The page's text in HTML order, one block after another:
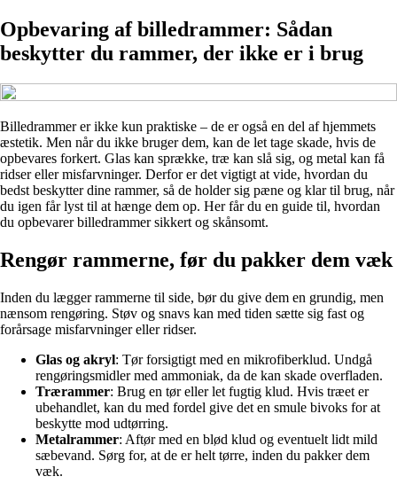
Opbevaring af billedrammer: Sådan
beskytter du rammer, der ikke er i brug
Billedrammer er ikke kun praktiske – de er også en del af hjemmets
æstetik. Men når du ikke bruger dem, kan de let tage skade, hvis de
opbevares forkert. Glas kan sprække, træ kan slå sig, og metal kan få
ridser eller misfarvninger. Derfor er det vigtigt at vide, hvordan du
bedst beskytter dine rammer, så de holder sig pæne og klar til brug, når
du igen får lyst til at hænge dem op. Her får du en guide til, hvordan
du opbevarer billedrammer sikkert og skånsomt.
Rengør rammerne, før du pakker dem væk
Inden du lægger rammerne til side, bør du give dem en grundig, men
nænsom rengøring. Støv og snavs kan med tiden sætte sig fast og
forårsage misfarvninger eller ridser.
Glas og akryl: Tør forsigtigt med en mikrofiberklud. Undgå
rengøringsmidler med ammoniak, da de kan skade overfladen.
Trærammer: Brug en tør eller let fugtig klud. Hvis træet er
ubehandlet, kan du med fordel give det en smule bivoks for at
beskytte mod udtørring.
Metalrammer: Aftør med en blød klud og eventuelt lidt mild
sæbevand. Sørg for, at de er helt tørre, inden du pakker dem
væk.